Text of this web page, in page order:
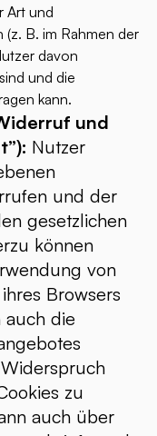
Art und
B. im Rahmen der
davon
und die
kann.
und
Nutzer
und der
gesetzlichen
können
von
Browsers
auch die
zu
auch über